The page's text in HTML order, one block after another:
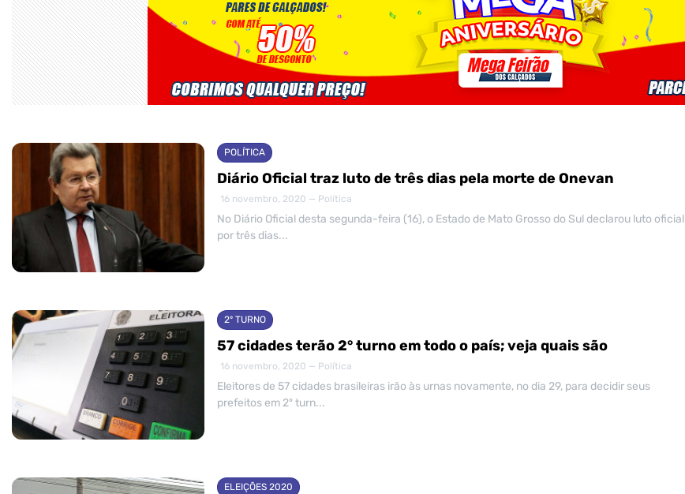
POLÍTICA
Diário Oficial traz luto de três dias pela morte de Onevan
16 novembro, 2020 — Política
No Diário Oficial desta segunda-feira (16), o Estado de Mato Grosso do Sul declarou luto oficial
por três dias...
2º TURNO
57 cidades terão 2° turno em todo o país; veja quais são
16 novembro, 2020 — Política
Eleitores de 57 cidades brasileiras irão às urnas novamente, no dia 29, para decidir seus
prefeitos em 2º turn...
ELEIÇÕES 2020